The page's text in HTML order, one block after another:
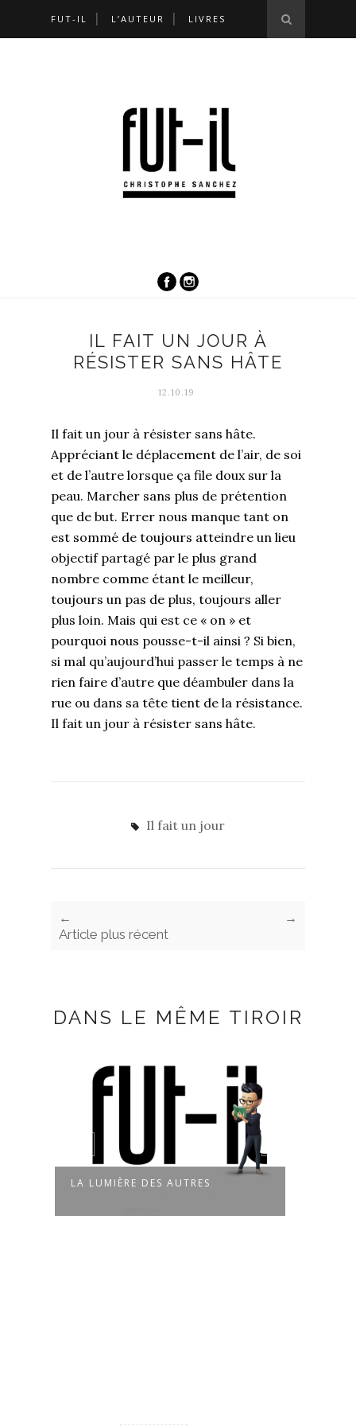
FUT-IL L’AUTEUR LIVRES
IL FAIT UN JOUR À
RÉSISTER SANS HÂTE
12.10.19
Il fait un jour à résister sans hâte.
Appréciant le déplacement de l’air, de soi
et de l’autre lorsque ça file doux sur la
peau. Marcher sans plus de prétention
que de but. Errer nous manque tant on
est sommé de toujours atteindre un lieu
objectif partagé par le plus grand
nombre comme étant le meilleur,
toujours un pas de plus, toujours aller
plus loin. Mais qui est ce « on » et
pourquoi nous pousse-t-il ainsi ? Si bien,
si mal qu’aujourd’hui passer le temps à ne
rien faire d’autre que déambuler dans la
rue ou dans sa tête tient de la résistance.
Il fait un jour à résister sans hâte.
Il fait un jour
←
Article plus récent
→
DANS LE MÊME TIROIR
LA LUMIÈRE DES AUTRES